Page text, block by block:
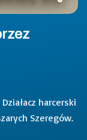
harcerski
Szeregów.